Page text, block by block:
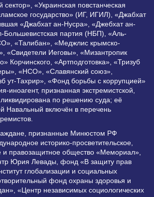
«Украинская повстанческая
государство» (ИГ, ИГИЛ), «Джабхат
«Джабхат ан-Нусра», «Джебхат ан-
Большевистская партия (НБП), «Аль-
«Талибан», «Меджлис крымско-
«Свидетели Иеговы», «Мизантропик
Корчинского, «Артподготовка», «Тризуб
«НСО», «Славянский союз»,
ут-Тахрир», «Фонд борьбы с коррупцией»
иноагент, признанная экстремистской,
по решению суда; её
Навальный включён в перечень
признанные Минюстом РФ
историко-просветительское,
и правозащитное общество «Мемориал»,
Юрия Левады, фонд «В защиту прав
глобализации и социальных
фонд охраны здоровья и
«Центр независимых социологических